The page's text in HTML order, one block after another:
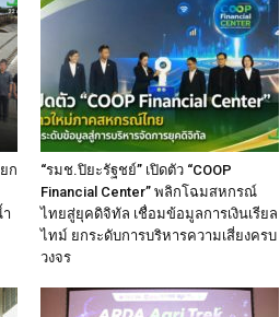
ก
“รมช.ปิยะรัฐชย์” เปิดตัว “COOP
Financial Center” พลิกโฉมสหกรณ์
ไทยสู่ยุคดิจิทัล เชื่อมข้อมูลการเงินเรียล
ไทม์ ยกระดับการบริหารความเสี่ยงครบ
วงจร